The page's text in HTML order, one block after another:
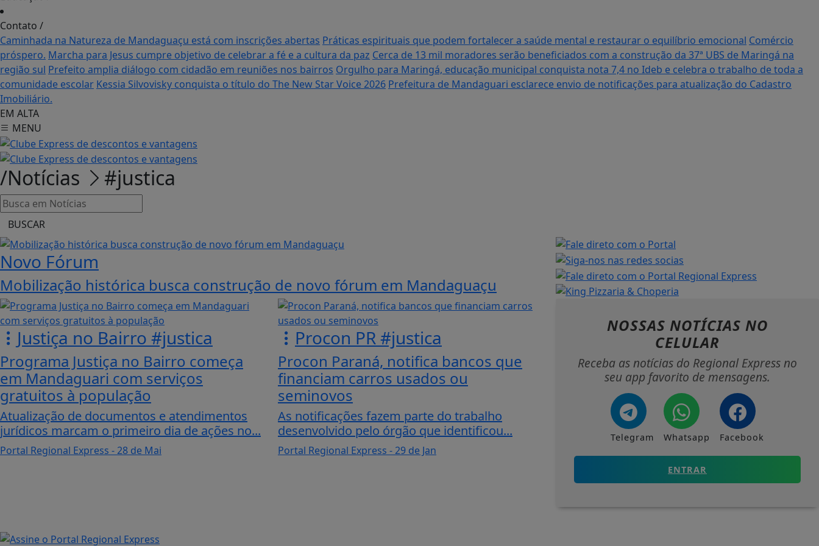
Contato /
Caminhada na Natureza de Mandaguaçu está com inscrições abertas Práticas espirituais que podem fortalecer a saúde mental e restaurar o equilíbrio emocional Comércio
próspero. Marcha para Jesus cumpre objetivo de celebrar a fé e a cultura da paz Cerca de 13 mil moradores serão beneficiados com a construção da 37ª UBS de Maringá na
região sul Prefeito amplia diálogo com cidadão em reuniões nos bairros Orgulho para Maringá, educação municipal conquista nota 7,4 no Ideb e celebra o trabalho de toda a
comunidade escolar Kessia Silvovisky conquista o título do The New Star Voice 2026 Prefeitura de Mandaguari esclarece envio de notificações para atualização do Cadastro
Imobiliário.
EM ALTA
MENU
/Notícias #justica
BUSCAR
Novo Fórum
Mobilização histórica busca construção de novo fórum em Mandaguaçu
Justiça no Bairro #justica
Programa Justiça no Bairro começa
em Mandaguari com serviços
gratuitos à população
Atualização de documentos e atendimentos
jurídicos marcam o primeiro dia de ações no...
Portal Regional Express - 28 de Mai
Procon PR #justica
Procon Paraná, notifica bancos que
financiam carros usados ou
seminovos
As notificações fazem parte do trabalho
desenvolvido pelo órgão que identificou...
Portal Regional Express - 29 de Jan
NOSSAS NOTÍCIAS NO
CELULAR
Receba as notícias do Regional Express no
seu app favorito de mensagens.
Telegram Whatsapp Facebook
ENTRAR